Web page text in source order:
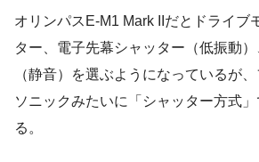
オリンパスE-M1 Mark IIだとドライブ
ター、電子先幕シャッター（低振動
（静音）を選ぶようになっているが
ソニックみたいに「シャッター方式
る。